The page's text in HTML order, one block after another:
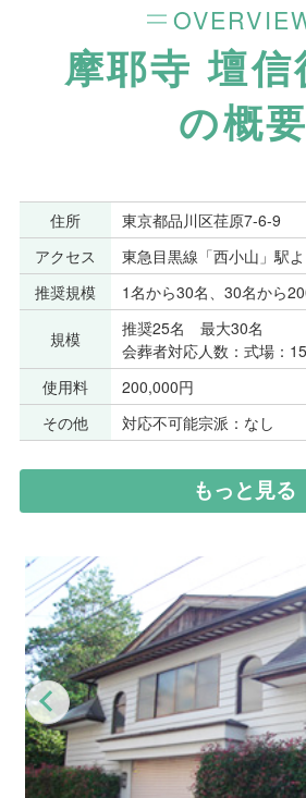
摩耶寺 壇信
の概要
住所
東京都品川区荏原7-6-9
アクセス
東急目黒線「西小山」駅
推奨規模
1名から30名、30名から
規模
推奨25名 最大30名
会葬者対応人数：式場：
使用料
200,000円
その他
対応不可能宗派：なし
もっと見る
Previous